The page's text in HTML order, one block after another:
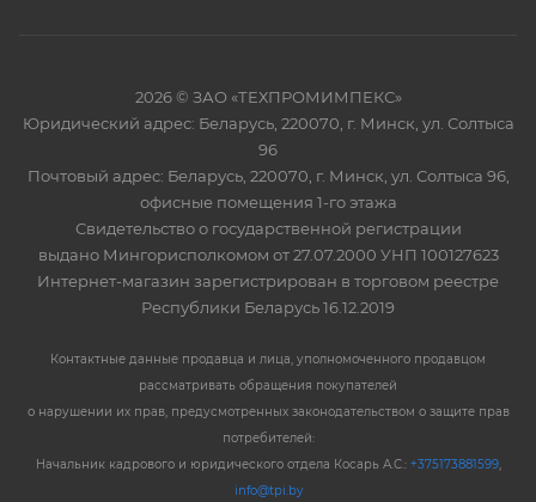
2026 © ЗАО «ТЕХПРОМИМПЕКС»
Юридический адрес: Беларусь, 220070, г. Минск, ул. Солтыса
96
Почтовый адрес: Беларусь, 220070, г. Минск, ул. Солтыса 96,
офисные помещения 1-го этажа
Свидетельство о государственной регистрации
выдано Мингорисполкомом от 27.07.2000 УНП 100127623
Интернет-магазин зарегистрирован в торговом реестре
Республики Беларусь 16.12.2019
Контактные данные продавца и лица, уполномоченного продавцом
рассматривать обращения покупателей
о нарушении их прав, предусмотренных законодательством о защите прав
потребителей:
Начальник кадрового и юридического отдела Косарь А.С.: +375173881599,
info@tpi.by